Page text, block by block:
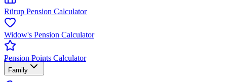
Rürup Pension Calculator
Widow's Pension Calculator
Pension Points Calculator
Family